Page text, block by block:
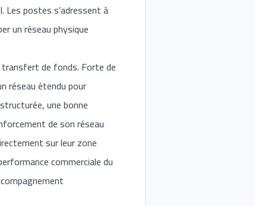
Les postes s’adressent à
un réseau physique
transfert de fonds. Forte de
réseau étendu pour
une bonne
de son réseau
sur leur zone
commerciale du